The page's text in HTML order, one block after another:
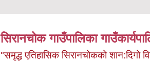
सिरानचोक गाउँपालिका
"समृद्ध एतिहासिक सिरानचोकको शान:दिगो